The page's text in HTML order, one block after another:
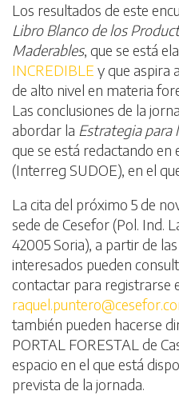
Los resultados de este
Libro Blanco de los
Maderables, que se está
INCREDIBLE y que aspira
de alto nivel en materia
Las conclusiones de la
abordar la Estrategia para
que se está redactando en
(Interreg SUDOE), en el
La cita del próximo 5 de
sede de Cesefor (Pol. Ind.
42005 Soria), a partir de
interesados pueden
contactar para registrarse
también pueden hacerse
PORTAL FORESTAL de
espacio en el que está
prevista de la jornada.